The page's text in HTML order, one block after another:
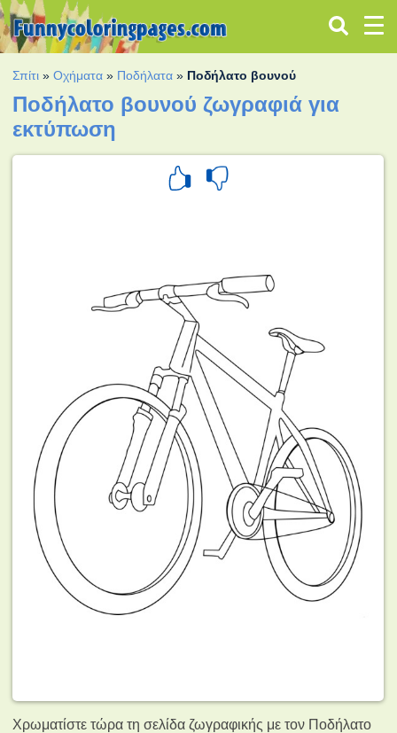
Σπίτι »Οχήματα » Ποδήλατα » Ποδήλατο βουνού
Ποδήλατο βουνού ζωγραφιά για
εκτύπωση
Χρωματίστε τώρα τη σελίδα ζωγραφικής με τον Ποδήλατο